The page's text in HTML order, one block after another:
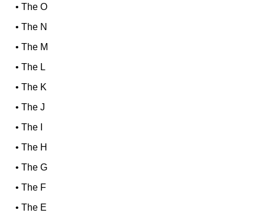
•The O
•The N
•The M
•The L
•The K
•The J
•The I
•The H
•The G
•The F
•The E